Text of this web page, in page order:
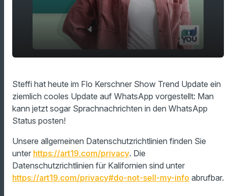
play_arrow Status?!
00:00 01:28
Steffi hat heute im Flo Kerschner Show Trend Update ein
ziemlich cooles Update auf WhatsApp vorgestellt: Man
kann jetzt sogar Sprachnachrichten in den WhatsApp
Status posten!
Unsere allgemeinen Datenschutzrichtlinien finden Sie
unter https://art19.com/privacy. Die
Datenschutzrichtlinien für Kalifornien sind unter
https://art19.com/privacy#do-not-sell-my-info abrufbar.